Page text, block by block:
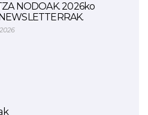
NODOAK. 2026ko